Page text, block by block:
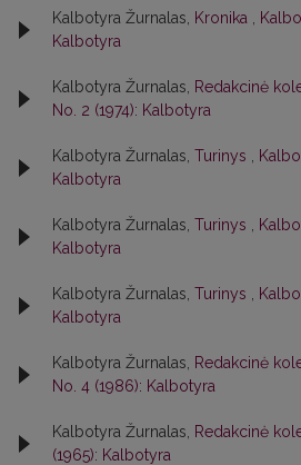
Kalbotyra Žurnalas, Kronika
Kalbotyra
Kalbotyra Žurnalas, Redakcinė
No. 2 (1974): Kalbotyra
Kalbotyra Žurnalas, Turinys
Kalbotyra
Kalbotyra Žurnalas, Turinys
Kalbotyra
Kalbotyra Žurnalas, Turinys
Kalbotyra
Kalbotyra Žurnalas, Redakcinė
No. 4 (1986): Kalbotyra
Kalbotyra Žurnalas, Redakcinė
(1965): Kalbotyra